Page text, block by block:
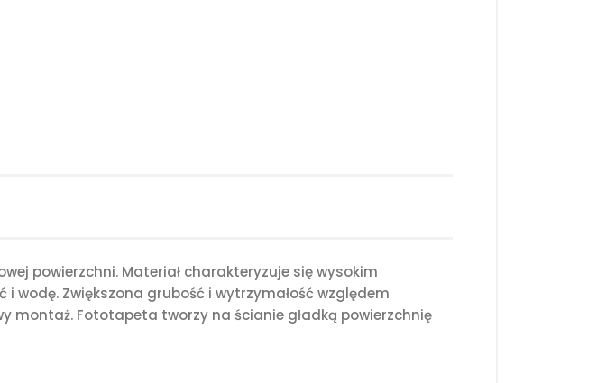
powierzchni. Materiał charakteryzuje się wysokim
wodę. Zwiększona grubość i wytrzymałość względem
montaż. Fototapeta tworzy na ścianie gładką powierzchnię